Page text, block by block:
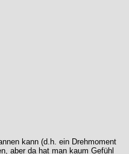
kann (d.h. ein Drehmoment
aber da hat man kaum Gefühl